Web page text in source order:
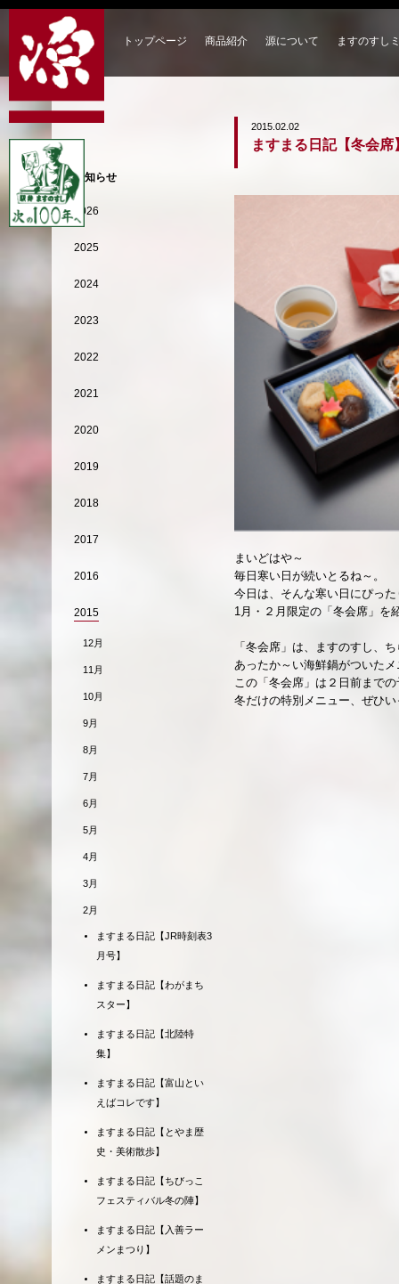
トップページ 商品紹介 源について ますのすし
2015.02.02
ますまる日記【冬会席
まいどはや～
毎日寒い日が続いとるね～。
今日は、そんな寒い日にぴっ
1月・２月限定の「冬会席」を
「冬会席」は、ますのすし、
あったか～い海鮮鍋がついた
この「冬会席」は２日前まで
冬だけの特別メニュー、ぜひ
お知らせ
2026
2025
2024
2023
2022
2021
2020
2019
2018
2017
2016
2015
12月
11月
10月
9月
8月
7月
6月
5月
4月
3月
2月
ますまる日記【JR時刻表3
月号】
ますまる日記【わがまち
スター】
ますまる日記【北陸特
集】
ますまる日記【富山とい
えばコレです】
ますまる日記【とやま歴
史・美術散歩】
ますまる日記【ちびっこ
フェスティバル冬の陣】
ますまる日記【入善ラー
メンまつり】
ますまる日記【話題のま